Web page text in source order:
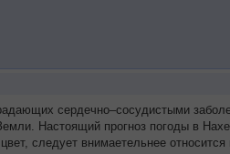
сердечно–сосудистыми
Настоящий прогноз погоды в
следует внимаетельнее